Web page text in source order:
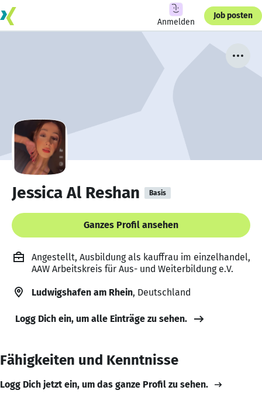
Anmelden
Job posten
Jessica Al Reshan Basis
Ganzes Profil ansehen
Angestellt, Ausbildung als kauffrau im einzelhandel,
AAW Arbeitskreis für Aus- und Weiterbildung e.V.
Ludwigshafen am Rhein, Deutschland
Logg Dich ein, um alle Einträge zu sehen.
Fähigkeiten und Kenntnisse
Logg Dich jetzt ein, um das ganze Profil zu sehen.